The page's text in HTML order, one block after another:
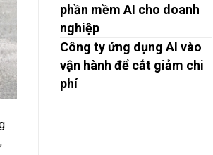
phần mềm AI cho doanh
nghiệp
Công ty ứng dụng AI vào
vận hành để cắt giảm chi
phí